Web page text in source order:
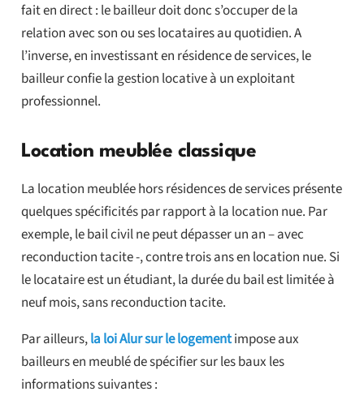
fait en direct : le bailleur doit donc s’occuper de la
relation avec son ou ses locataires au quotidien. A
l’inverse, en investissant en résidence de services, le
bailleur confie la gestion locative à un exploitant
professionnel.
Location meublée classique
La location meublée hors résidences de services présente
quelques spécificités par rapport à la location nue. Par
exemple, le bail civil ne peut dépasser un an – avec
reconduction tacite -, contre trois ans en location nue. Si
le locataire est un étudiant, la durée du bail est limitée à
neuf mois, sans reconduction tacite.
Par ailleurs,la loi Alur sur le logementimpose aux
bailleurs en meublé de spécifier sur les baux les
informations suivantes :